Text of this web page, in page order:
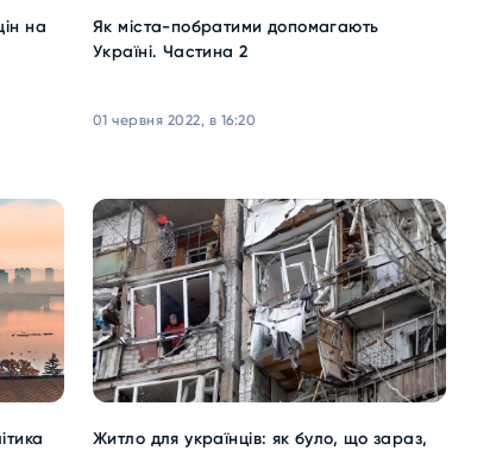
на
Як міста-побратими допомагають
Україні. Частина 2
01 червня 2022, в 16:20
Житло для українців: як було, що зараз,